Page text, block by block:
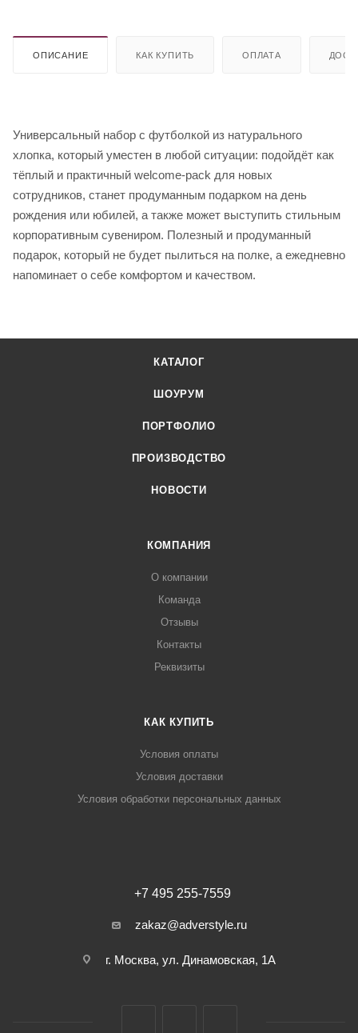
ОПИСАНИЕ КАК КУПИТЬ ОПЛАТА
Универсальный набор с футболкой из натурального
хлопка, который уместен в любой ситуации: подойдёт как
тёплый и практичный welcome-pack для новых
сотрудников, станет продуманным подарком на день
рождения или юбилей, а также может выступить стильным
корпоративным сувениром. Полезный и продуманный
подарок, который не будет пылиться на полке, а ежедневно
напоминает о себе комфортом и качеством.
КАТАЛОГ
ШОУРУМ
ПОРТФОЛИО
ПРОИЗВОДСТВО
НОВОСТИ
КОМПАНИЯ
О компании
Команда
Отзывы
Контакты
Реквизиты
КАК КУПИТЬ
Условия оплаты
Условия доставки
Условия обработки персональных данных
+7 495 255-7559
zakaz@adverstyle.ru
г. Москва, ул. Динамовская, 1А